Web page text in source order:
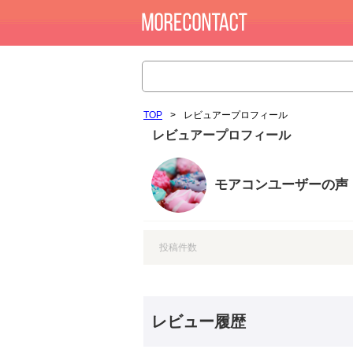
TOP > レビュアープロフィール
レビュアープロフィール
モアコンユーザーの声
投稿件数
レビュー履歴